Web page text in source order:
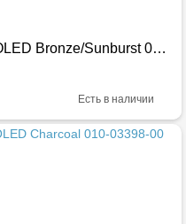
Garmin Instinct Crossover AMOLED Bronze/Sunburst 010-03398-01
Есть в наличии